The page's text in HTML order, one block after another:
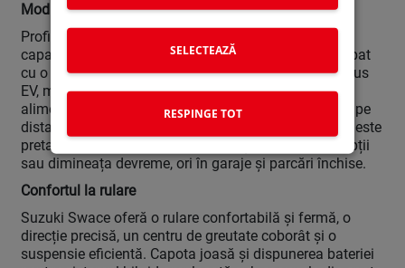
SELECTEAZĂ
RESPINGE TOT
Modul de condus EV
Profitând de resursele motorului electric și de
capacitatea mare a bateriei, Suzuki Swace este echipat
cu o funcție de rulare pur electrică. În modul de condus
EV, mașina este animată doar de motorul care se
alimentează de la baterie. Acest mod poate fi folosit pe
distanțe scurte fără griji privind sunetul sau emisiile; este
pretabil în special în zonele rezidențiale în timpul nopții
sau dimineața devreme, ori în garaje și parcări închise.
Confortul la rulare
Suzuki Swace oferă o rulare confortabilă și fermă, o
direcție precisă, un centru de greutate coborât și o
suspensie eficientă. Capota joasă și dispunerea bateriei